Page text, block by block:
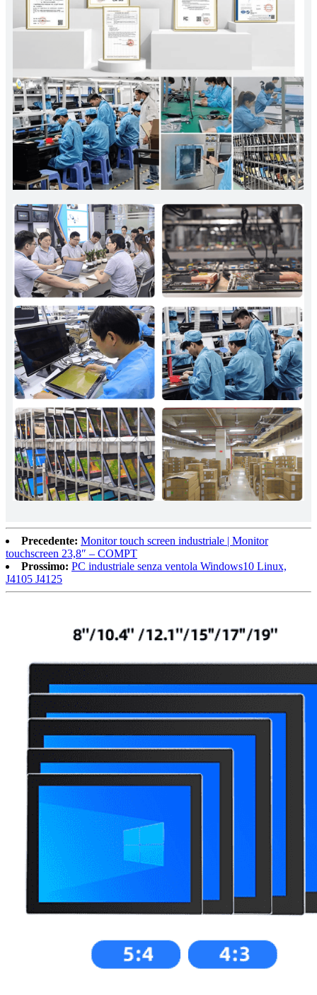
Precedente: Monitor touch screen industriale | Monitor
touchscreen 23,8″ – COMPT
Prossimo: PC industriale senza ventola Windows10 Linux,
J4105 J4125